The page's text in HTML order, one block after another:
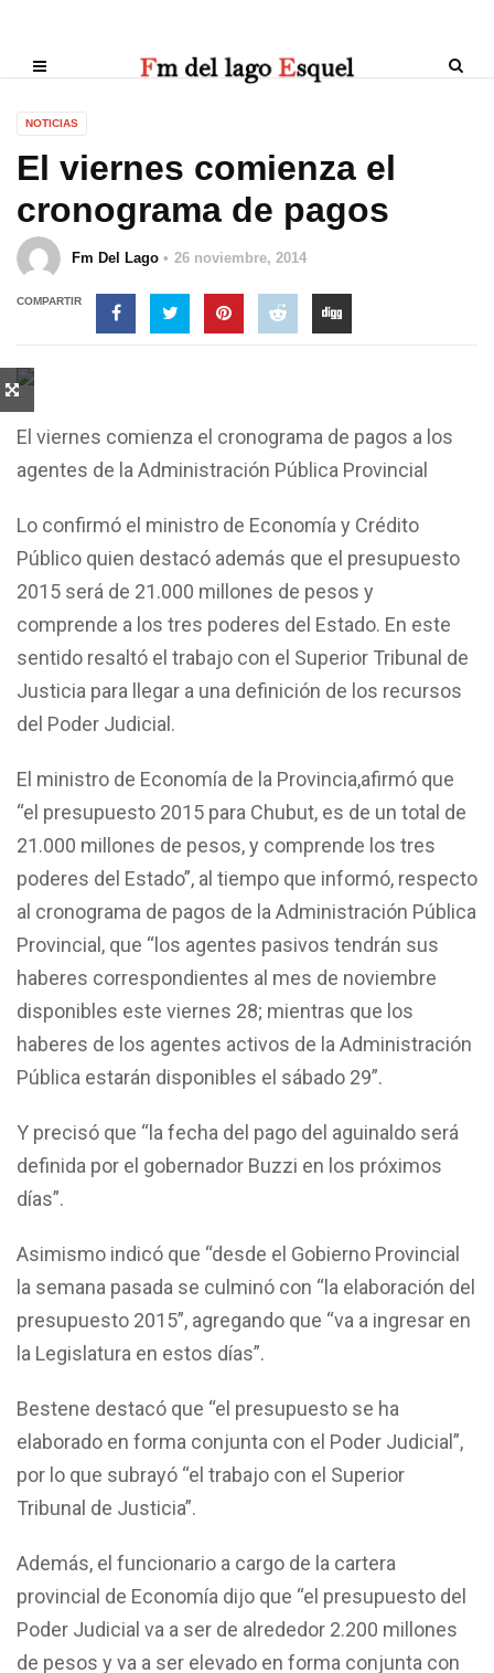
NOTICIAS
El viernes comienza el
cronograma de pagos
Fm Del Lago 26 noviembre, 2014
COMPARTIR
El viernes comienza el cronograma de pagos a los
agentes de la Administración Pública Provincial
Lo confirmó el ministro de Economía y Crédito
Público quien destacó además que el presupuesto
2015 será de 21.000 millones de pesos y
comprende a los tres poderes del Estado. En este
sentido resaltó el trabajo con el Superior Tribunal de
Justicia para llegar a una definición de los recursos
del Poder Judicial.
El ministro de Economía de la Provincia,afirmó que
“el presupuesto 2015 para Chubut, es de un total de
21.000 millones de pesos, y comprende los tres
poderes del Estado”, al tiempo que informó, respecto
al cronograma de pagos de la Administración Pública
Provincial, que “los agentes pasivos tendrán sus
haberes correspondientes al mes de noviembre
disponibles este viernes 28; mientras que los
haberes de los agentes activos de la Administración
Pública estarán disponibles el sábado 29”.
Y precisó que “la fecha del pago del aguinaldo será
definida por el gobernador Buzzi en los próximos
días”.
Asimismo indicó que “desde el Gobierno Provincial
la semana pasada se culminó con “la elaboración del
presupuesto 2015”, agregando que “va a ingresar en
la Legislatura en estos días”.
Bestene destacó que “el presupuesto se ha
elaborado en forma conjunta con el Poder Judicial”,
por lo que subrayó “el trabajo con el Superior
Tribunal de Justicia”.
Además, el funcionario a cargo de la cartera
provincial de Economía dijo que “el presupuesto del
Poder Judicial va a ser de alrededor 2.200 millones
de pesos y va a ser elevado en forma conjunta con